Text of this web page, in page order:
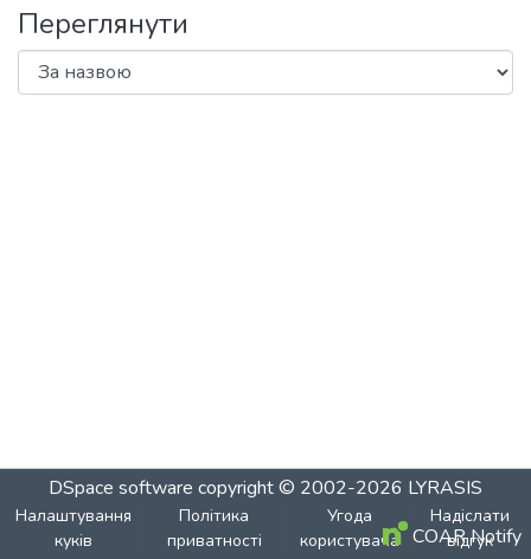
Переглянути
DSpace software copyright © 2002-2026 LYRASIS
Налаштування
куків
Політика
приватності
Угода
користувача
Надіслати
відгук
COAR Notify